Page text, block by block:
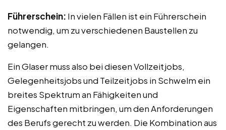
Führerschein: In vielen Fällen ist ein Führerschein
notwendig, um zu verschiedenen Baustellen zu
gelangen.
Ein Glaser muss also bei diesen Vollzeitjobs,
Gelegenheitsjobs und Teilzeitjobs in Schwelm ein
breites Spektrum an Fähigkeiten und
Eigenschaften mitbringen, um den Anforderungen
des Berufs gerecht zu werden. Die Kombination aus